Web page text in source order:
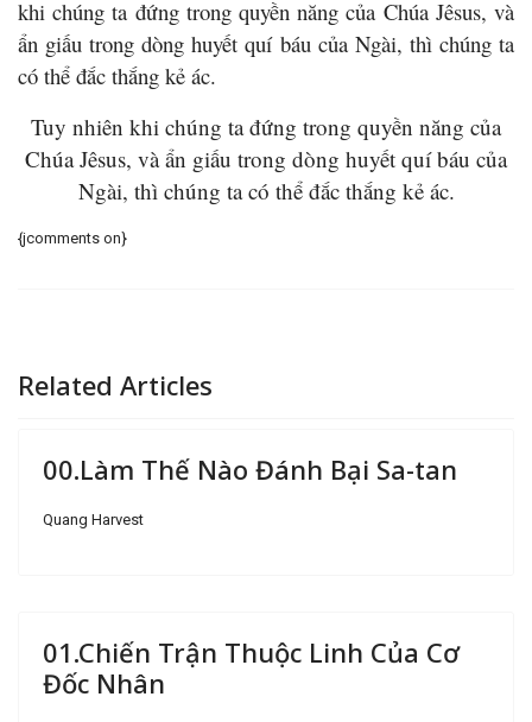
khi chúng ta đứng trong quyền năng của Chúa Jêsus, và
ẩn giấu trong dòng huyết quí báu của Ngài, thì chúng ta
có thể đắc thắng kẻ ác.
Tuy nhiên khi chúng ta đứng trong quyền năng của
Chúa Jêsus, và ẩn giấu trong dòng huyết quí báu của
Ngài, thì chúng ta có thể đắc thắng kẻ ác.
{jcomments on}
Related Articles
00.Làm Thế Nào Đánh Bại Sa-tan
Quang Harvest
01.Chiến Trận Thuộc Linh Của Cơ
Đốc Nhân